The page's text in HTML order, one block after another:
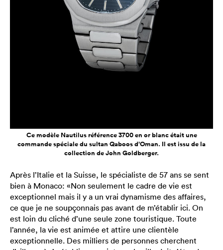
Ce modèle Nautilus référence 3700 en or blanc était une
commande spéciale du sultan Qaboos d’Oman. Il est issu de la
collection de John Goldberger.
Après l’Italie et la Suisse, le spécialiste de 57 ans se sent
bien à Monaco: «Non seulement le cadre de vie est
exceptionnel mais il y a un vrai dynamisme des affaires,
ce que je ne soupçonnais pas avant de m’établir ici. On
est loin du cliché d’une seule zone touristique. Toute
l’année, la vie est animée et attire une clientèle
exceptionnelle. Des milliers de personnes cherchent